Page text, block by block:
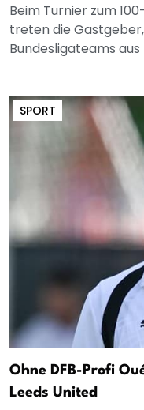
Beim Turnier zum
treten die
Bundesligateams aus
SPORT
Ohne DFB-Profi
Leeds United